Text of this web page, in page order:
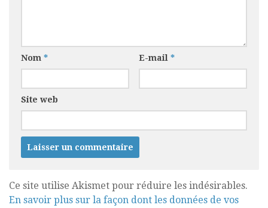
Nom * E-mail *
Site web
Ce site utilise Akismet pour réduire les indésirables.
En savoir plus sur la façon dont les données de vos